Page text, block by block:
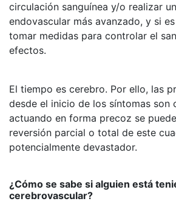
circulación sanguínea y/o realizar
endovascular más avanzado, y si
tomar medidas para controlar el
efectos.
El tiempo es cerebro. Por ello, las
desde el inicio de los síntomas son
actuando en forma precoz se
reversión parcial o total de este
potencialmente devastador.
¿Cómo se sabe si alguien está
cerebrovascular?